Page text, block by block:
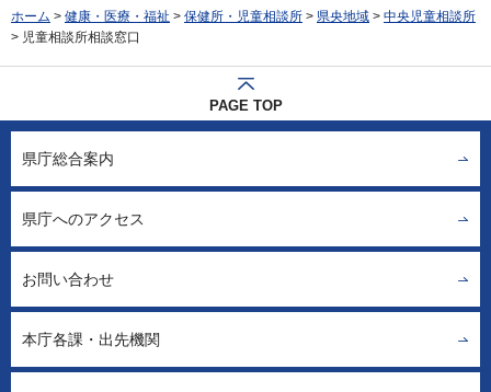
ホーム > 健康・医療・福祉 > 保健所・児童相談所 > 県央地域 > 中央児童相談所
> 児童相談所相談窓口
PAGE TOP
県庁総合案内
県庁へのアクセス
お問い合わせ
本庁各課・出先機関